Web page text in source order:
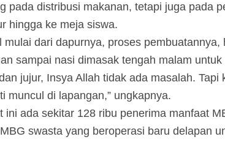
pada distribusi makanan, tetapi juga pada
hingga ke meja siswa.
mulai dari dapurnya, proses pembuatannya,
sampai nasi dimasak tengah malam untuk
jujur, Insya Allah tidak ada masalah. Tapi
muncul di lapangan,” ungkapnya.
ini ada sekitar 128 ribu penerima manfaat
swasta yang beroperasi baru delapan